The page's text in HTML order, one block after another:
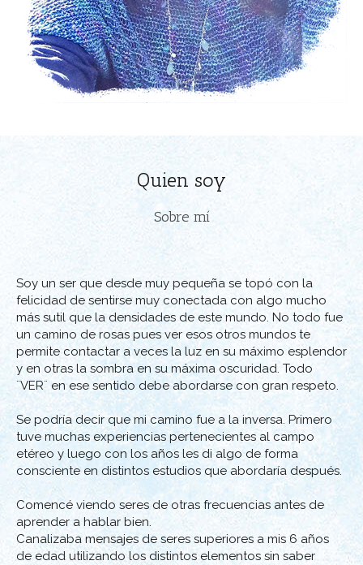
Quien soy
Sobre mí
Soy un ser que desde muy pequeña se topó con la
felicidad de sentirse muy conectada con algo mucho
más sutil que la densidades de este mundo. No todo fue
un camino de rosas pues ver esos otros mundos te
permite contactar a veces la luz en su máximo esplendor
y en otras la sombra en su máxima oscuridad. Todo
¨VER¨ en ese sentido debe abordarse con gran respeto.
Se podría decir que mi camino fue a la inversa. Primero
tuve muchas experiencias pertenecientes al campo
etéreo y luego con los años les di algo de forma
consciente en distintos estudios que abordaría después.
Comencé viendo seres de otras frecuencias antes de
aprender a hablar bien.
Canalizaba mensajes de seres superiores a mis 6 años
de edad utilizando los distintos elementos sin saber